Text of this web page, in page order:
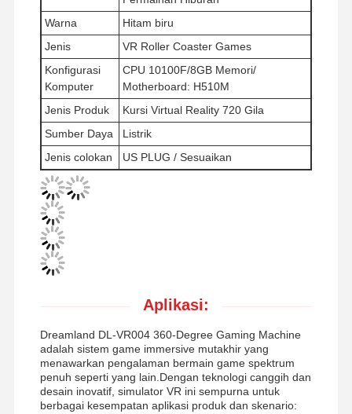
Wisata
Pabrik
Kontrol
Kualitas
Hubungi
Kami
Semua
Kasus
Quote
mesin permainan anak-anak
Mesin permainan balap mobil
mesin arcade penembak
Mesin Game Pengembalian Tiket
Mesin Permainan Cakar
mesin permainan pencetak koin
Warna
Hitam biru
Jenis
VR Roller Coaster Games
Konfigurasi
Komputer
CPU 10100F/8GB Memori/
Motherboard: H510M
Jenis Produk
Kursi Virtual Reality 720 Gila
Sumber Daya
Listrik
Jenis colokan
US PLUG / Sesuaikan
Aplikasi:
Dreamland DL-VR004 360-Degree Gaming Machine
adalah sistem game immersive mutakhir yang
menawarkan pengalaman bermain game spektrum
penuh seperti yang lain.Dengan teknologi canggih dan
desain inovatif, simulator VR ini sempurna untuk
berbagai kesempatan aplikasi produk dan skenario: